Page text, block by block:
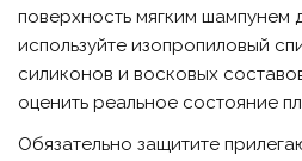
поверхность мягким шампунем
используйте изопропиловый
силиконов и восковых
оценить реальное состояние
Обязательно защитите